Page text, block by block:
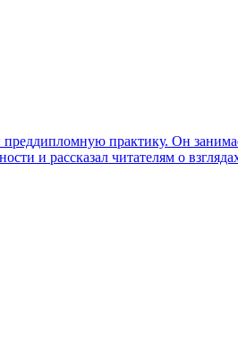
практику. Он
и рассказал читателям о